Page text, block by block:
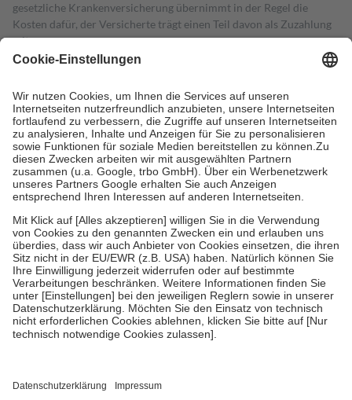
gesetzliche Krankenversicherung übernimmt in der Regel die
Kosten dafür, der Versicherte trägt einen Teil davon als Zuzahlung
mit.
Grundsätzlich leisten Mitglieder Zuzahlungen in Höhe von zehn
höchstens zehn Euro.
Es sind jedoch nie mehr als die tatsächlichen
Kosten der Leistung zu entrichten.
Diese Regeln gelten grundsätzlich auch für Online-Apotheken.
Bei Heilmitteln und häuslicher Krankenpflege beträgt die
Zuzahlung zehn Prozent der Kosten sowie zehn Euro je
Verordnung.
Um das Engagement der Versicherten für ihre eigene Gesundheit zu
stärken und die besondere Stellung der Familie zu unterstützen,
fallenkeine Zuzahlungenan bei:
• Kindern und Jugendlichen bis zum vollendeten 18. Lebensjahr
mit Ausnahme der Fahrkosten
• Untersuchungen zur Vorsorge und Früherkennung, die von der
GKV getragen werden
• empfohlenen Schutzimpfungen
• Harn- und Blutteststreifen
getroffen, um sicherzustellen, dass es sich um echte Bewertungen